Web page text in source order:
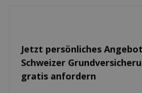
Jetzt persönliches
Schweizer
gratis anfordern